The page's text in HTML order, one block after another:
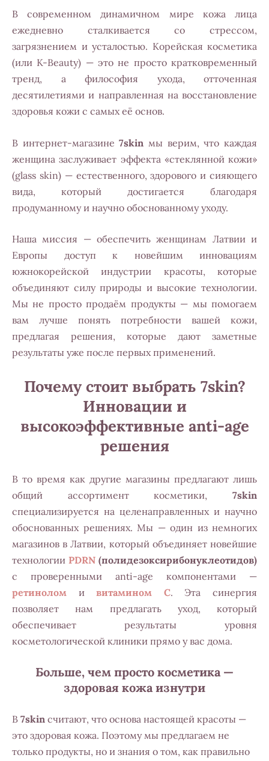
В современном динамичном мире кожа лица
ежедневно сталкивается со стрессом,
загрязнением и усталостью. Корейская косметика
(или K-Beauty) — это не просто кратковременный
тренд, а философия ухода, отточенная
десятилетиями и направленная на восстановление
здоровья кожи с самых её основ.
В интернет-магазине7skin мы верим, что каждая
женщина заслуживает эффекта «стеклянной кожи»
(glass skin) — естественного, здорового и сияющего
вида, который достигается благодаря
продуманному и научно обоснованному уходу.
Наша миссия — обеспечить женщинам Латвии и
Европы доступ к новейшим инновациям
южнокорейской индустрии красоты, которые
объединяют силу природы и высокие технологии.
Мы не просто продаём продукты — мы помогаем
вам лучше понять потребности вашей кожи,
предлагая решения, которые дают заметные
результаты уже после первых применений.
Почему стоит выбрать 7skin?
Инновации и
высокоэффективные anti-age
решения
В то время как другие магазины предлагают лишь
общий ассортимент косметики, 7skin
специализируется на целенаправленных и научно
обоснованных решениях. Мы — один из немногих
магазинов в Латвии, который объединяет новейшие
технологии PDRN (полидезоксирибонуклеотидов)
с проверенными anti-age компонентами —
ретинолом ивитамином C. Эта синергия
позволяет нам предлагать уход, который
обеспечивает результаты уровня
косметологической клиники прямо у вас дома.
Больше, чем просто косметика —
здоровая кожа изнутри
В 7skin считают, что основа настоящей красоты —
это здоровая кожа. Поэтому мы предлагаем не
только продукты, но и знания о том, как правильно